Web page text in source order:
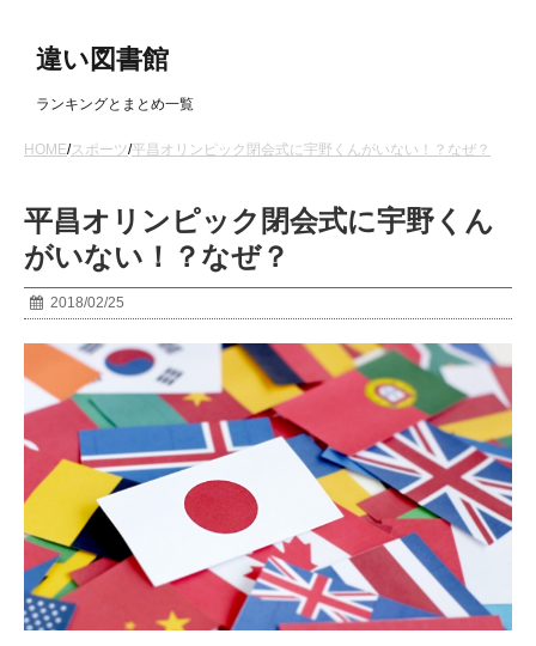
違い図書館
ランキングとまとめ一覧
HOME/スポーツ/平昌オリンピック閉会式に宇野くんがいない！？なぜ？
平昌オリンピック閉会式に宇野くん
がいない！？なぜ？
2018/02/25